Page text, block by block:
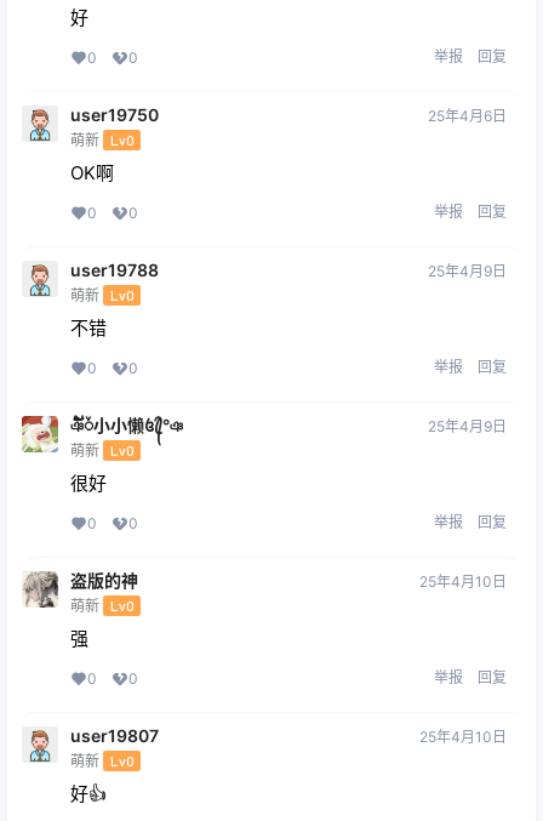
好
0 0 举报 回复
user19750
萌新 Lv0
25年4月6日
OK啊
0 0 举报 回复
user19788
萌新 Lv0
25年4月9日
不错
0 0 举报 回复
ঞ໌້ᮨ小小懒꧔ꦿ᭄°ঞ
萌新 Lv0
25年4月9日
很好
0 0 举报 回复
盗版的神
萌新 Lv0
25年4月10日
强
0 0 举报 回复
user19807
萌新 Lv0
25年4月10日
好👍